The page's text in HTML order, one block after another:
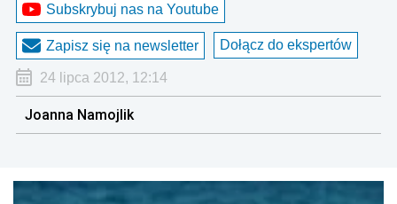
Subskrybuj nas na Youtube
Zapisz się na newsletter Dołącz do ekspertów
24 lipca 2012, 12:14
Joanna Namojlik